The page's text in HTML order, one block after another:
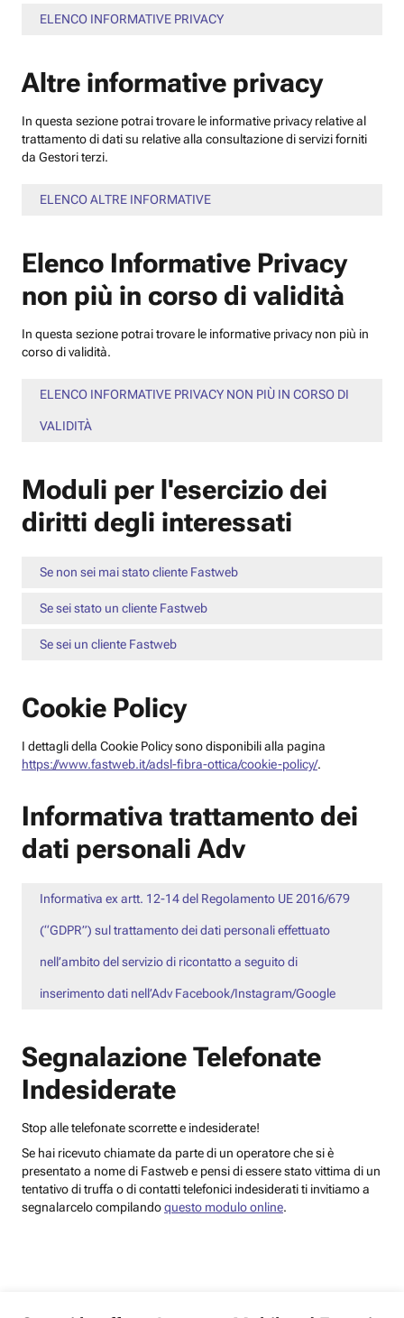
ELENCO INFORMATIVE PRIVACY
Altre informative privacy
In questa sezione potrai trovare le informative privacy relative al
trattamento di dati su relative alla consultazione di servizi forniti
da Gestori terzi.
ELENCO ALTRE INFORMATIVE
Elenco Informative Privacy
non più in corso di validità
In questa sezione potrai trovare le informative privacy non più in
corso di validità.
ELENCO INFORMATIVE PRIVACY NON PIÙ IN CORSO DI
VALIDITÀ
Moduli per l'esercizio dei
diritti degli interessati
Se non sei mai stato cliente Fastweb
Se sei stato un cliente Fastweb
Se sei un cliente Fastweb
Cookie Policy
I dettagli della Cookie Policy sono disponibili alla pagina
https://www.fastweb.it/adsl-fibra-ottica/cookie-policy/.
Informativa trattamento dei
dati personali Adv
Informativa ex artt. 12-14 del Regolamento UE 2016/679
(“GDPR”) sul trattamento dei dati personali effettuato
nell’ambito del servizio di ricontatto a seguito di
inserimento dati nell’Adv Facebook/Instagram/Google
Segnalazione Telefonate
Indesiderate
Stop alle telefonate scorrette e indesiderate!
Se hai ricevuto chiamate da parte di un operatore che si è
presentato a nome di Fastweb e pensi di essere stato vittima di un
tentativo di truffa o di contatti telefonici indesiderati ti invitiamo a
segnalarcelo compilandoquesto modulo online.